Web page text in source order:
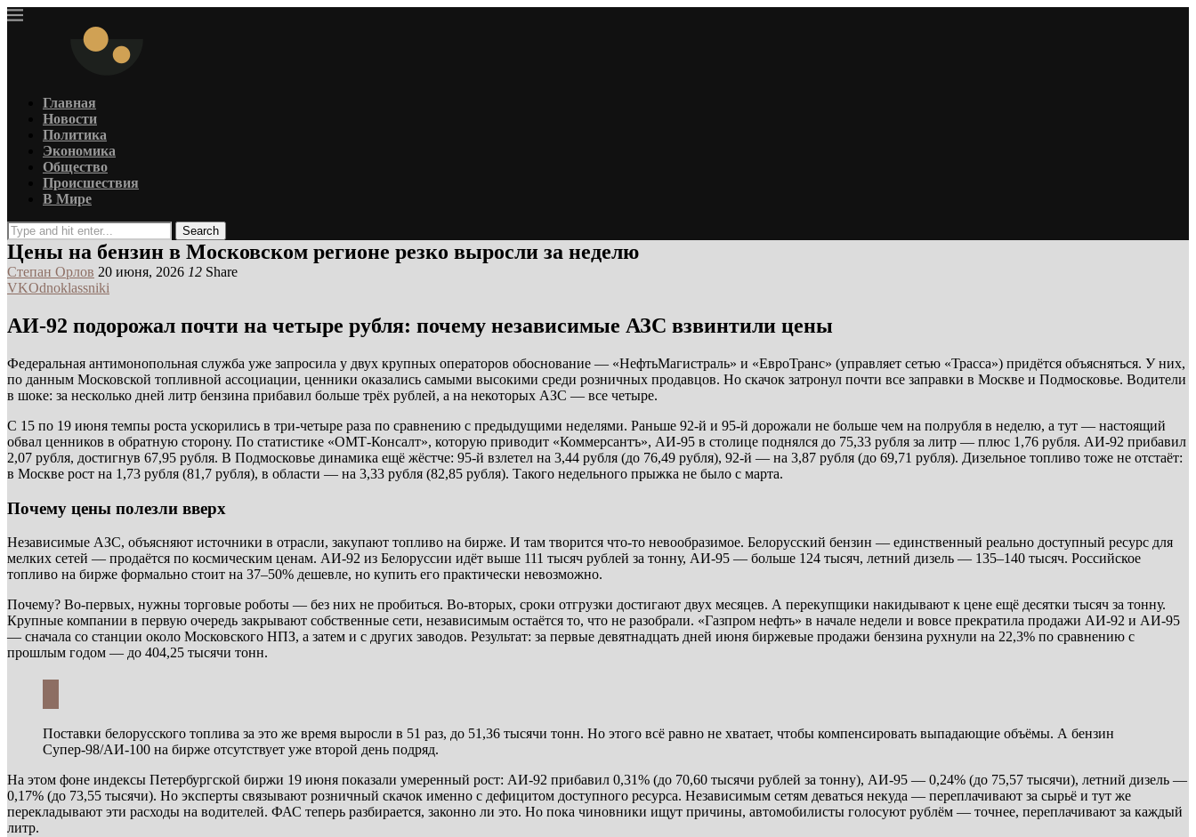
Главная
Новости
Политика
Экономика
Общество
Происшествия
В Мире
Search
Цены на бензин в Московском регионе резко выросли за неделю
Степан Орлов 20 июня, 2026 12 Share
VKOdnoklassniki
АИ-92 подорожал почти на четыре рубля: почему независимые АЗС взвинтили цены
Федеральная антимонопольная служба уже запросила у двух крупных операторов обоснование — «НефтьМагистраль» и «ЕвроТранс» (управляет сетью «Трасса») придётся объясняться. У них,
по данным Московской топливной ассоциации, ценники оказались самыми высокими среди розничных продавцов. Но скачок затронул почти все заправки в Москве и Подмосковье. Водители
в шоке: за несколько дней литр бензина прибавил больше трёх рублей, а на некоторых АЗС — все четыре.
С 15 по 19 июня темпы роста ускорились в три-четыре раза по сравнению с предыдущими неделями. Раньше 92-й и 95-й дорожали не больше чем на полрубля в неделю, а тут — настоящий
обвал ценников в обратную сторону. По статистике «ОМТ-Консалт», которую приводит «Коммерсантъ», АИ-95 в столице поднялся до 75,33 рубля за литр — плюс 1,76 рубля. АИ-92 прибавил
2,07 рубля, достигнув 67,95 рубля. В Подмосковье динамика ещё жёстче: 95-й взлетел на 3,44 рубля (до 76,49 рубля), 92-й — на 3,87 рубля (до 69,71 рубля). Дизельное топливо тоже не отстаёт:
в Москве рост на 1,73 рубля (81,7 рубля), в области — на 3,33 рубля (82,85 рубля). Такого недельного прыжка не было с марта.
Почему цены полезли вверх
Независимые АЗС, объясняют источники в отрасли, закупают топливо на бирже. И там творится что-то невообразимое. Белорусский бензин — единственный реально доступный ресурс для
мелких сетей — продаётся по космическим ценам. АИ-92 из Белоруссии идёт выше 111 тысяч рублей за тонну, АИ-95 — больше 124 тысяч, летний дизель — 135–140 тысяч. Российское
топливо на бирже формально стоит на 37–50% дешевле, но купить его практически невозможно.
Почему? Во-первых, нужны торговые роботы — без них не пробиться. Во-вторых, сроки отгрузки достигают двух месяцев. А перекупщики накидывают к цене ещё десятки тысяч за тонну.
Крупные компании в первую очередь закрывают собственные сети, независимым остаётся то, что не разобрали. «Газпром нефть» в начале недели и вовсе прекратила продажи АИ-92 и АИ-95
— сначала со станции около Московского НПЗ, а затем и с других заводов. Результат: за первые девятнадцать дней июня биржевые продажи бензина рухнули на 22,3% по сравнению с
прошлым годом — до 404,25 тысячи тонн.
Поставки белорусского топлива за это же время выросли в 51 раз, до 51,36 тысячи тонн. Но этого всё равно не хватает, чтобы компенсировать выпадающие объёмы. А бензин
Супер-98/АИ-100 на бирже отсутствует уже второй день подряд.
На этом фоне индексы Петербургской биржи 19 июня показали умеренный рост: АИ-92 прибавил 0,31% (до 70,60 тысячи рублей за тонну), АИ-95 — 0,24% (до 75,57 тысячи), летний дизель —
0,17% (до 73,55 тысячи). Но эксперты связывают розничный скачок именно с дефицитом доступного ресурса. Независимым сетям деваться некуда — переплачивают за сырьё и тут же
перекладывают эти расходы на водителей. ФАС теперь разбирается, законно ли это. Но пока чиновники ищут причины, автомобилисты голосуют рублём — точнее, переплачивают за каждый
литр.